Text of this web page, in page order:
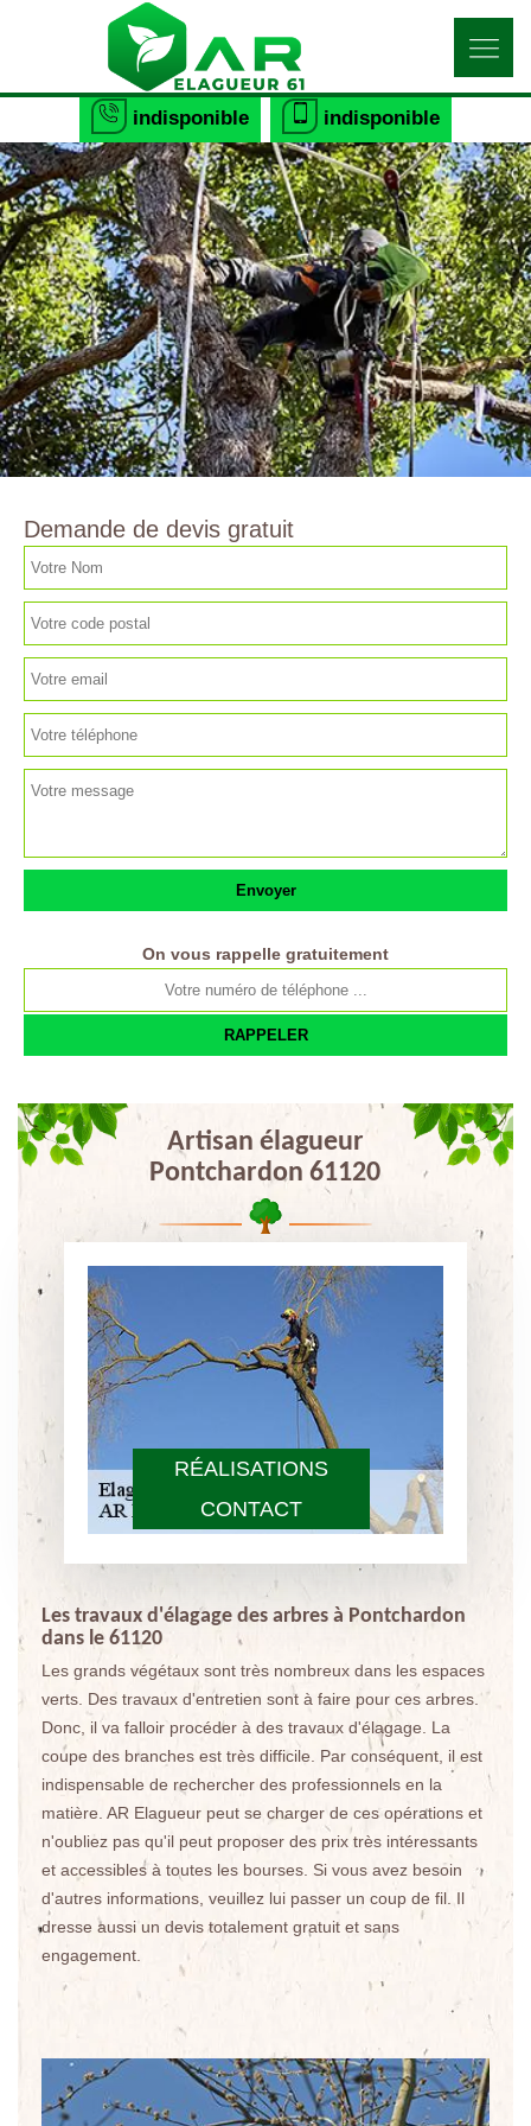
indisponible indisponible
RÉALISATIONS
CONTACT
Demande de devis gratuit
On vous rappelle gratuitement
Artisan élagueur
Pontchardon 61120
Les travaux d'élagage des arbres à Pontchardon
dans le 61120
Les grands végétaux sont très nombreux dans les espaces
verts. Des travaux d'entretien sont à faire pour ces arbres.
Donc, il va falloir procéder à des travaux d'élagage. La
coupe des branches est très difficile. Par conséquent, il est
indispensable de rechercher des professionnels en la
matière. AR Elagueur peut se charger de ces opérations et
n'oubliez pas qu'il peut proposer des prix très intéressants
et accessibles à toutes les bourses. Si vous avez besoin
d'autres informations, veuillez lui passer un coup de fil. Il
dresse aussi un devis totalement gratuit et sans
engagement.